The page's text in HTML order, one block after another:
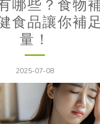
哪些？食物
食品讓你補
量！
2025-07-08